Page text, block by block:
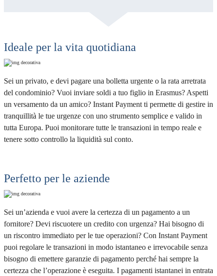
Ideale per la vita quotidiana
Sei un privato, e devi pagare una bolletta urgente o la rata arretrata
del condominio? Vuoi inviare soldi a tuo figlio in Erasmus? Aspetti
un versamento da un amico? Instant Payment ti permette di gestire in
tranquillità le tue urgenze con uno strumento semplice e valido in
tutta Europa. Puoi monitorare tutte le transazioni in tempo reale e
tenere sotto controllo la liquidità sul conto.
Perfetto per le aziende
Sei un’azienda e vuoi avere la certezza di un pagamento a un
fornitore? Devi riscuotere un credito con urgenza? Hai bisogno di
un riscontro immediato per le tue operazioni? Con Instant Payment
puoi regolare le transazioni in modo istantaneo e irrevocabile senza
bisogno di emettere garanzie di pagamento perché hai sempre la
certezza che l’operazione è eseguita. I pagamenti istantanei in entrata